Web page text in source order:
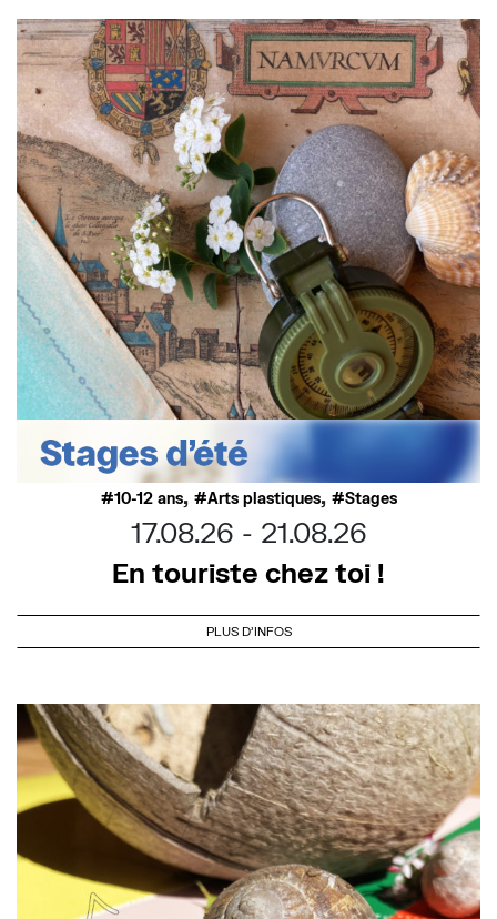
10-12 ans, Arts plastiques, Stages
17.08.26
21.08.26
En touriste chez toi !
PLUS D'INFOS